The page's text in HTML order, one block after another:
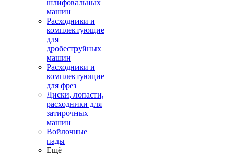
шлифовальных
машин
Расходники и
комплектующие
для
дробеструйных
машин
Расходники и
комплектующие
для фрез
Диски, лопасти,
расходники для
затирочных
машин
Войлочные
пады
Ещё